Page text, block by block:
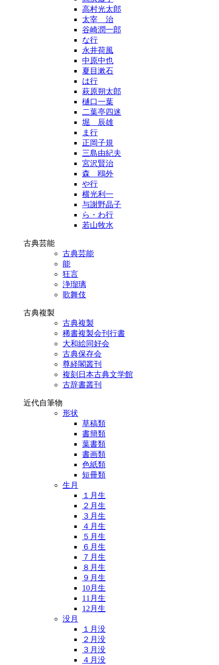
高村光太郎
太宰 治
谷崎潤一郎
な行
永井荷風
中原中也
夏目漱石
は行
萩原朔太郎
樋口一葉
二葉亭四迷
堀 辰雄
ま行
正岡子規
三島由紀夫
宮沢賢治
森 鴎外
や行
横光利一
与謝野晶子
ら・わ行
若山牧水
古典芸能
古典芸能
能
狂言
浄瑠璃
歌舞伎
古典複製
古典複製
稀書複製会刊行書
大和絵同好会
古典保存会
尊経閣叢刊
複刻日本古典文学館
古辞書叢刊
近代自筆物
形状
草稿類
書簡類
葉書類
書画類
色紙類
短冊類
生月
１月生
２月生
３月生
４月生
５月生
６月生
７月生
８月生
９月生
10月生
11月生
12月生
没月
１月没
２月没
３月没
４月没